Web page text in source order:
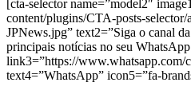
[cta-selector name=”model2″
content/plugins/CTA-posts-selector/
JPNews.jpg” text2=”Siga o canal
principais notícias no seu
link3=”https://
text4=”WhatsApp” icon5=”fa-